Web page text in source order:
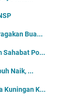
Bua...
Sahabat Po...
Naik, ...
Kuningan K...